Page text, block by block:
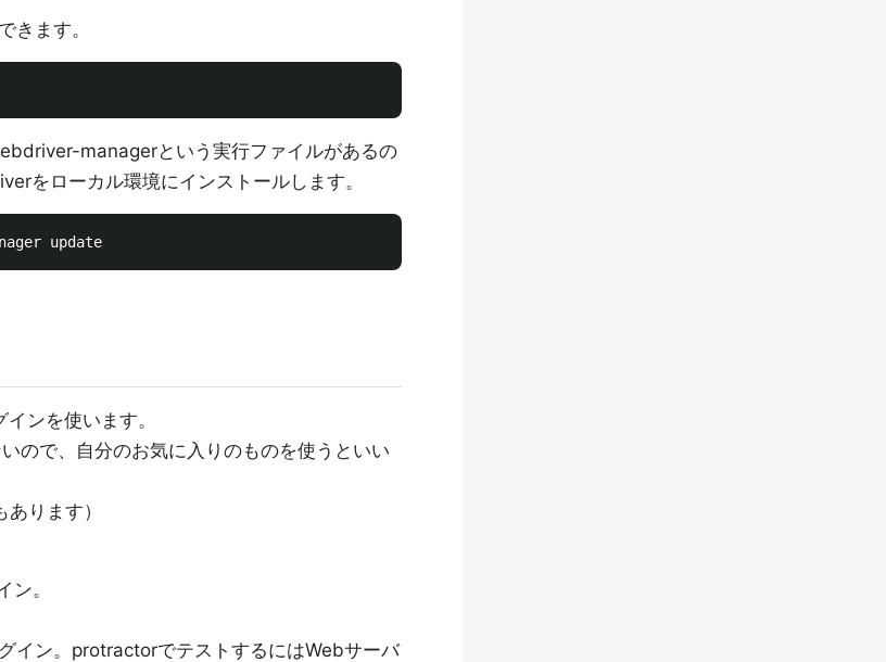
きます。
managerという実行ファイルがあるの
をローカル環境にインストールします。
ンを使います。
ので、自分のお気に入りのものを使うといい
ります）
。
イン。protractorでテストするにはWebサーバ